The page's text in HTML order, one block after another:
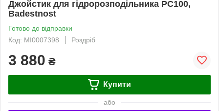
Джойстик для гідророзподільника PC100,
Badestnost
Готово до відправки
Код: MI0007398
Роздріб
3 880 ₴
Купити
або